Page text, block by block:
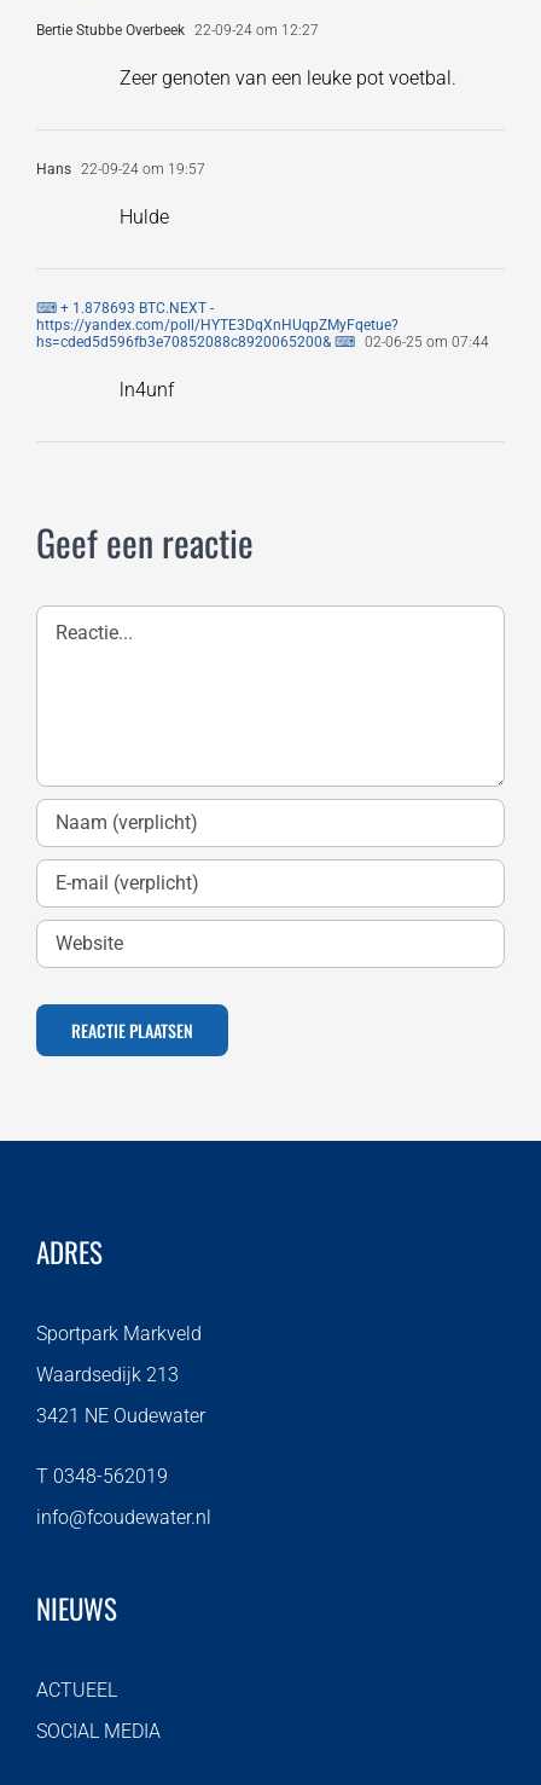
Bertie Stubbe Overbeek 22-09-24 om 12:27
Zeer genoten van een leuke pot voetbal.
Hans 22-09-24 om 19:57
Hulde
⌨ + 1.878693 BTC.NEXT -
https://yandex.com/poll/HYTE3DqXnHUqpZMyFqetue?
hs=cded5d596fb3e70852088c8920065200& ⌨ 02-06-25 om 07:44
ln4unf
Geef een reactie
Reactie
ADRES
Sportpark Markveld
Waardsedijk 213
3421 NE Oudewater
T 0348-562019
info@fcoudewater.nl
NIEUWS
ACTUEEL
SOCIAL MEDIA